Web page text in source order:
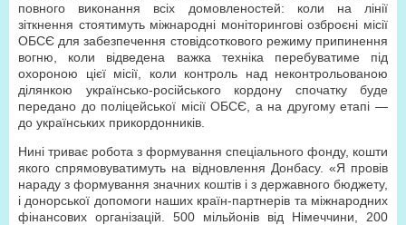
повного виконання всіх домовленостей: коли на лінії
зіткнення стоятимуть міжнародні моніторингові озброєні місії
ОБСЄ для забезпечення стовідсоткового режиму припинення
вогню, коли відведена важка техніка перебуватиме під
охороною цієї місії, коли контроль над неконтрольованою
ділянкою українсько-російського кордону спочатку буде
передано до поліцейської місії ОБСЄ, а на другому етапі —
до українських прикордонників.
Нині триває робота з формування спеціального фонду, кошти
якого спрямовуватимуть на відновлення Донбасу. «Я провів
нараду з формування значних коштів і з державного бюджету,
і донорської допомоги наших країн-партнерів та міжнародних
фінансових організацій. 500 мільйонів від Німеччини, 200